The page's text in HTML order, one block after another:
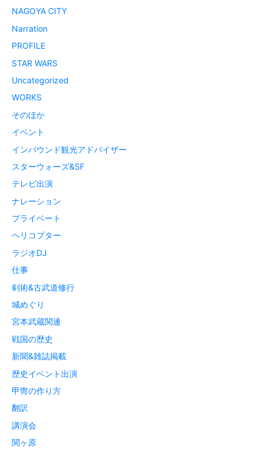
NAGOYA CITY
Narration
PROFILE
STAR WARS
Uncategorized
WORKS
そのほか
イベント
インバウンド観光アドバイザー
スターウォーズ&SF
テレビ出演
ナレーション
プライベート
ヘリコプター
ラジオDJ
仕事
剣術&古武道修行
城めぐり
宮本武蔵関連
戦国の歴史
新聞&雑誌掲載
歴史イベント出演
甲冑の作り方
翻訳
講演会
関ヶ原